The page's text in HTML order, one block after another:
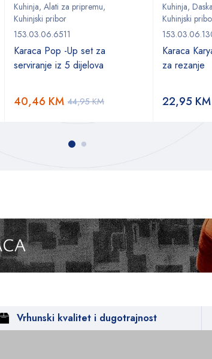
Kuhinja, Alati za pripremu,
Kuhinjski pribor
153.03.06.6511
Karaca Pop -Up set za
serviranje iz 5 dijelova
44,95KM
40,46 KM
Kuhinja,
Kuhinjski
Karaca
za rezanje
22,95 KM
Vrhunski kvalitet i dugotrajnost